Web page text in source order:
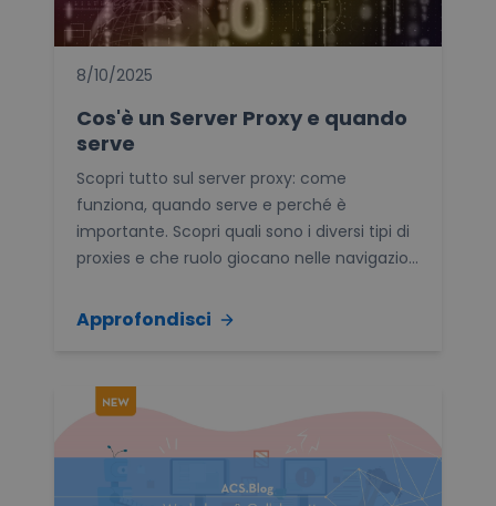
8/10/2025
Cos'è un Server Proxy e quando
serve
Scopri tutto sul server proxy: come
funziona, quando serve e perché è
importante. Scopri quali sono i diversi tipi di
proxies e che ruolo giocano nelle navigazio...
Approfondisci